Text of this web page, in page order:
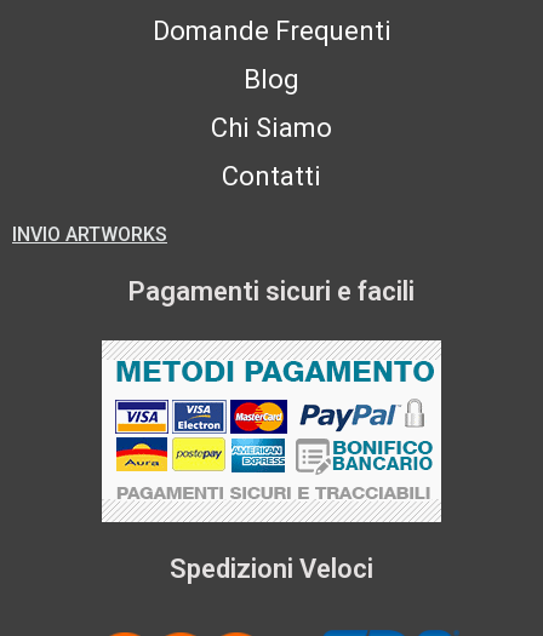
Domande Frequenti
Blog
Chi Siamo
Contatti
INVIO ARTWORKS
Pagamenti sicuri e facili
Spedizioni Veloci